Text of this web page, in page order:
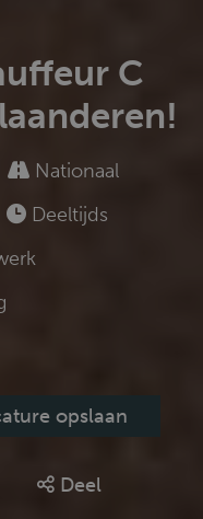
C
Nationaal
Deeltijds
opslaan
Deel